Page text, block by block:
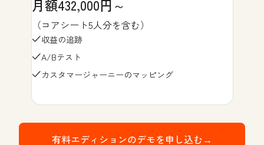
月額432,000円～
（コアシート5人分を含む）
収益の追跡
A/Bテスト
カスタマージャーニーのマッピング
有料エディションのデモを申し込む→